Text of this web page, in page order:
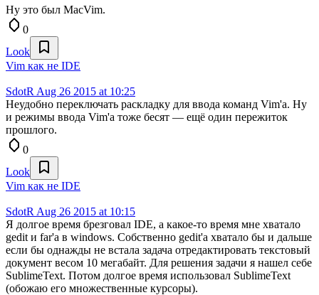
Ну это был MacVim.
0
Look
Vim как не IDE
SdotR Aug 26 2015 at 10:25
Неудобно переключать раскладку для ввода команд Vim'а. Ну
и режимы ввода Vim'а тоже бесят — ещё один пережиток
прошлого.
0
Look
Vim как не IDE
SdotR Aug 26 2015 at 10:15
Я долгое время брезговал IDE, а какое-то время мне хватало
gedit и far'а в windows. Собственно gedit'а хватало бы и дальше
если бы однажды не встала задача отредактировать текстовый
документ весом 10 мегабайт. Для решения задачи я нашел себе
SublimeText. Потом долгое время использовал SublimeText
(обожаю его множественные курсоры).